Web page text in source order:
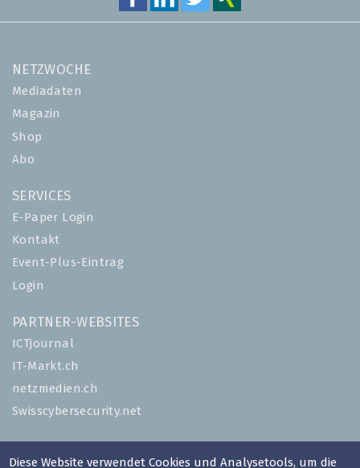
NETZWOCHE
Mediadaten
Magazin
Shop
Abo
SERVICES
E-Paper Login
Kontakt
Event-Plus-Eintrag
Login
PARTNER-WEBSITES
ICTjournal
IT-Markt.ch
netzmedien.ch
Swisscybersecurity.net
Diese Website verwendet Cookies und Analysetools, um die